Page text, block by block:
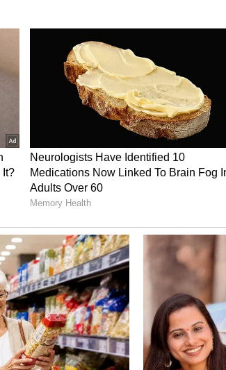
ಈ ಹೂವಿನ ಪ್ಯಾಟರ್ನ್ ಡಿಸೈನ್ ಹಾಕಬಹುದು.
ಅಲಂಕರಿಸಬಹುದು. ಇಲ್ಲಿ ನೀಡಿರುವ ಎರಡು
ಹೊಂದುತ್ತವೆ.